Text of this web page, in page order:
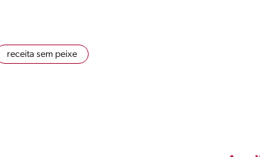
receita sem peixe